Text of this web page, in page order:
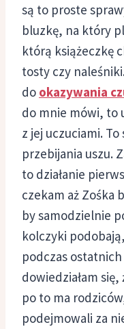
są to proste
bluzkę, na który
którą książeczkę
tosty czy
do okazywania
do mnie mówi, to
z jej uczuciami.
przebijania uszu.
to działanie
czekam aż Zośka
by samodzielnie
kolczyki
podczas
dowiedziałam
po to ma
podejmowali za